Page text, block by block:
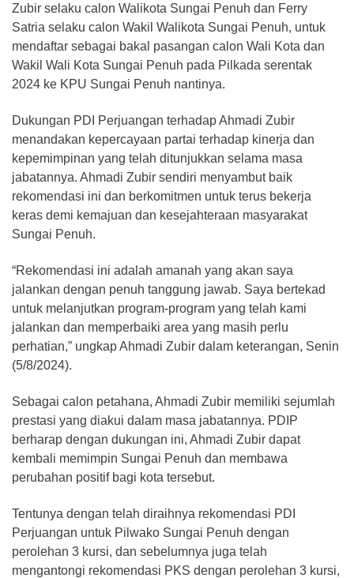
Zubir selaku calon Walikota Sungai Penuh dan Ferry
Satria selaku calon Wakil Walikota Sungai Penuh, untuk
mendaftar sebagai bakal pasangan calon Wali Kota dan
Wakil Wali Kota Sungai Penuh pada Pilkada serentak
2024 ke KPU Sungai Penuh nantinya.
Dukungan PDI Perjuangan terhadap Ahmadi Zubir
menandakan kepercayaan partai terhadap kinerja dan
kepemimpinan yang telah ditunjukkan selama masa
jabatannya. Ahmadi Zubir sendiri menyambut baik
rekomendasi ini dan berkomitmen untuk terus bekerja
keras demi kemajuan dan kesejahteraan masyarakat
Sungai Penuh.
“Rekomendasi ini adalah amanah yang akan saya
jalankan dengan penuh tanggung jawab. Saya bertekad
untuk melanjutkan program-program yang telah kami
jalankan dan memperbaiki area yang masih perlu
perhatian,” ungkap Ahmadi Zubir dalam keterangan, Senin
(5/8/2024).
Sebagai calon petahana, Ahmadi Zubir memiliki sejumlah
prestasi yang diakui dalam masa jabatannya. PDIP
berharap dengan dukungan ini, Ahmadi Zubir dapat
kembali memimpin Sungai Penuh dan membawa
perubahan positif bagi kota tersebut.
Tentunya dengan telah diraihnya rekomendasi PDI
Perjuangan untuk Pilwako Sungai Penuh dengan
perolehan 3 kursi, dan sebelumnya juga telah
mengantongi rekomendasi PKS dengan perolehan 3 kursi,